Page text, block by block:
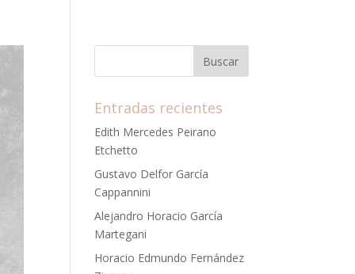
Entradas recientes
Edith Mercedes Peirano
Etchetto
Gustavo Delfor García
Cappannini
Alejandro Horacio García
Martegani
Horacio Edmundo Fernández